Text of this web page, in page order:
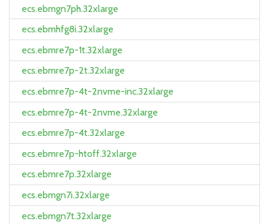
ecs.ebmgn7ph.32xlarge
ecs.ebmhfg8i.32xlarge
ecs.ebmre7p-1t.32xlarge
ecs.ebmre7p-2t.32xlarge
ecs.ebmre7p-4t-2nvme-inc.32xlarge
ecs.ebmre7p-4t-2nvme.32xlarge
ecs.ebmre7p-4t.32xlarge
ecs.ebmre7p-htoff.32xlarge
ecs.ebmre7p.32xlarge
ecs.ebmgn7i.32xlarge
ecs.ebmgn7t.32xlarge